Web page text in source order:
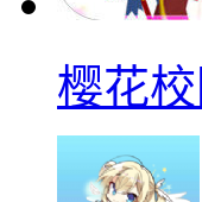
樱花